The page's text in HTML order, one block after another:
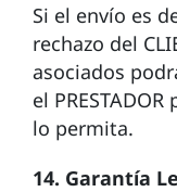
Si el envío es
rechazo del
asociados
el
lo permita.
14. Garantía